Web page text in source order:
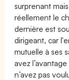
surprenant
réellement le
dernière est
dirigeant, car
mutuelle à ses
avez
n’avez pas